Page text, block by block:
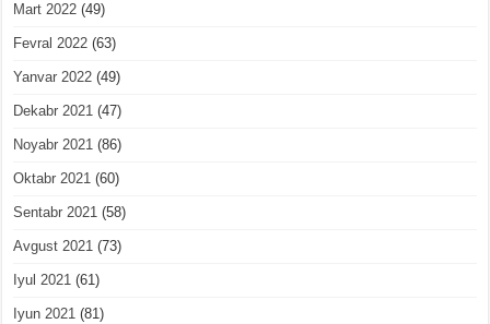
Mart 2022 (49)
Fevral 2022 (63)
Yanvar 2022 (49)
Dekabr 2021 (47)
Noyabr 2021 (86)
Oktabr 2021 (60)
Sentabr 2021 (58)
Avgust 2021 (73)
Iyul 2021 (61)
Iyun 2021 (81)